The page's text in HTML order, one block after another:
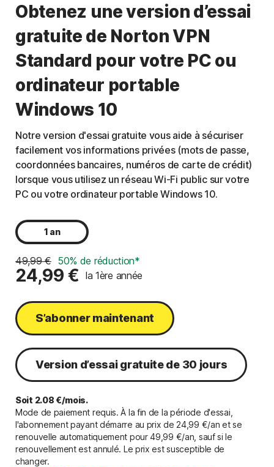
Obtenez une version d’essai
gratuite de Norton VPN
Standard pour votre PC ou
ordinateur portable
Windows 10
Notre version d'essai gratuite vous aide à sécuriser
facilement vos informations privées (mots de passe,
coordonnées bancaires, numéros de carte de crédit)
lorsque vous utilisez un réseau Wi-Fi public sur votre
PC ou votre ordinateur portable Windows 10.
1 an
49,99 € 50% de réduction*
24,99 € la 1ère année
S’abonner maintenant
Version d’essai gratuite de 30 jours
Soit 2.08 €/mois.
Mode de paiement requis. À la fin de la période d'essai,
l'abonnement payant démarre au prix de 24,99 €/an et se
renouvelle automatiquement pour 49,99 €/an, sauf si le
renouvellement est annulé. Le prix est susceptible de
changer.